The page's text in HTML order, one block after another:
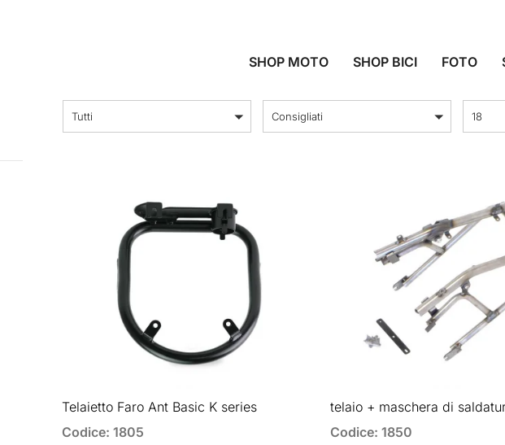
SHOP MOTO SHOP BICI FOTO
Tutti Consigliati 18
Telaietto Faro Ant Basic K series
Codice: 1805
telaio + maschera di
Codice: 1850